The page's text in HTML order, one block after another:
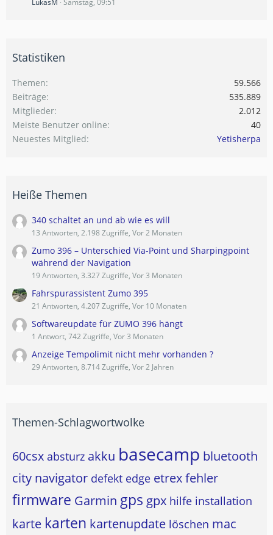
Statistiken
Themen
59.566
Beiträge
535.889
Mitglieder
2.012
Meiste Benutzer online
40
Neuestes Mitglied
Yetisherpa
Heiße Themen
340 schaltet an und ab wie es will
13 Antworten, 2.198 Zugriffe, Vor 2 Monaten
Zumo 396 – Unterschied Via-Point und Sharpingpoint
während der Navigation
19 Antworten, 3.327 Zugriffe, Vor 3 Monaten
Fahrspurassistent Zumo 395
21 Antworten, 4.207 Zugriffe, Vor 10 Monaten
Softwareupdate für ZUMO 396 hängt
1 Antwort, 742 Zugriffe, Vor 3 Monaten
Anzeige Tempolimit nicht mehr vorhanden ?
29 Antworten, 8.714 Zugriffe, Vor 2 Jahren
Themen-Schlagwortwolke
60csx absturz akku basecamp bluetooth
city navigator defekt edge etrexfehler
firmware Garmin gps gpx hilfe installation
karte karten kartenupdate löschen mac